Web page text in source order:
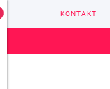
KONTAKT